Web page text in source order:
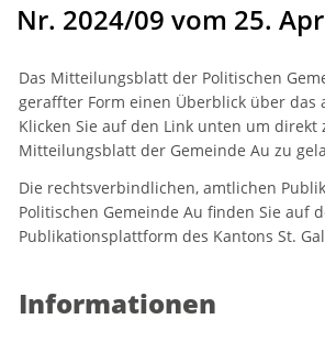
Nr. 2024/09 vom 25.
Das Mitteilungsblatt der Politischen
geraffter Form einen Überblick über das
Klicken Sie auf den Link unten um direkt
Mitteilungsblatt der Gemeinde Au zu
Die rechtsverbindlichen, amtlichen
Politischen Gemeinde Au finden Sie auf
Publikationsplattform des Kantons St.
Informationen
Zugehörige Objekte